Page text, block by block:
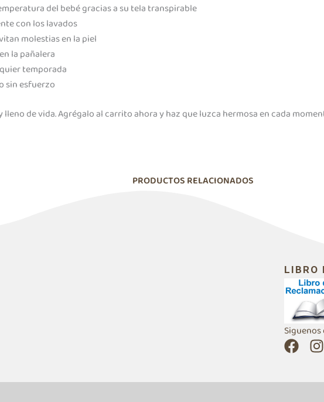
del bebé gracias a su tela transpirable
con los lavados
molestias en la piel
la pañalera
temporada
sin esfuerzo
lleno de vida. Agrégalo al carrito ahora y haz que luzca hermosa en cada
PRODUCTOS RELACIONADOS
LIBRO
Siguenos
F
a
e
I
n
t